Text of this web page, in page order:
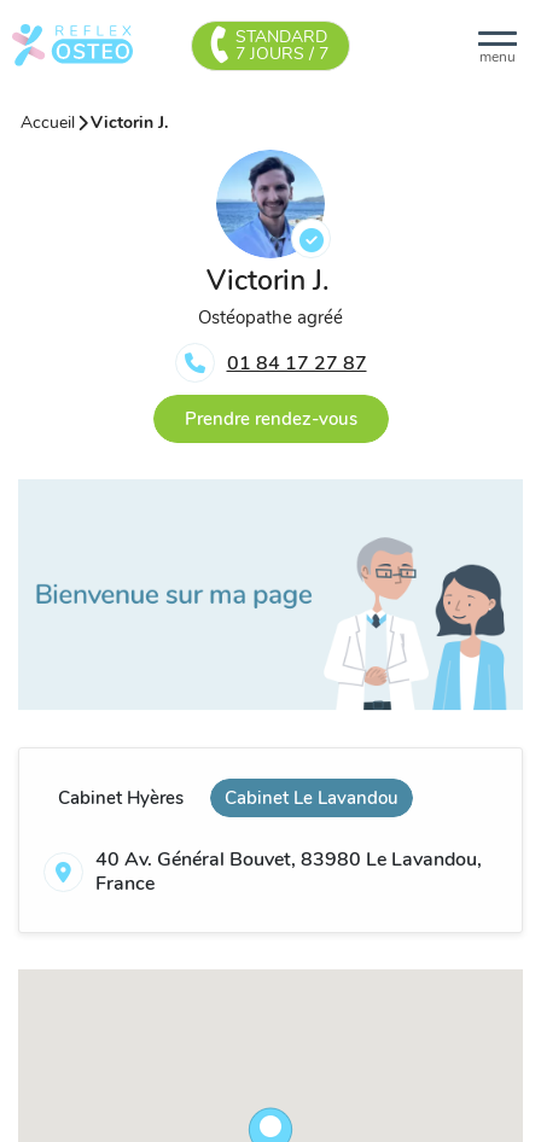
menu
STANDARD
7 JOURS / 7
Accueil Victorin J.
Victorin J.
Ostéopathe agréé
01 84 17 27 87
Prendre rendez-vous
Cabinet Hyères Cabinet Le Lavandou
40 Av. Général Bouvet, 83980 Le Lavandou,
France